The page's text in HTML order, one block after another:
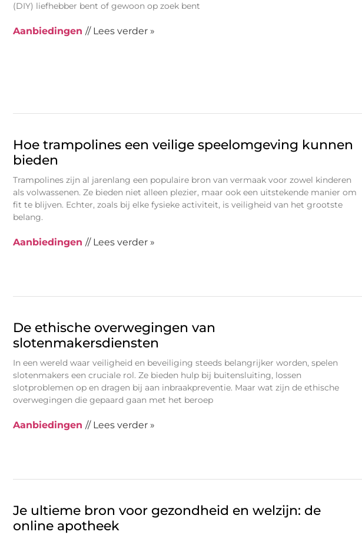
(DIY) liefhebber bent of gewoon op zoek bent
Aanbiedingen // Lees verder »
Hoe trampolines een veilige speelomgeving kunnen
bieden
Trampolines zijn al jarenlang een populaire bron van vermaak voor zowel kinderen
als volwassenen. Ze bieden niet alleen plezier, maar ook een uitstekende manier om
fit te blijven. Echter, zoals bij elke fysieke activiteit, is veiligheid van het grootste
belang.
Aanbiedingen // Lees verder »
De ethische overwegingen van
slotenmakersdiensten
In een wereld waar veiligheid en beveiliging steeds belangrijker worden, spelen
slotenmakers een cruciale rol. Ze bieden hulp bij buitensluiting, lossen
slotproblemen op en dragen bij aan inbraakpreventie. Maar wat zijn de ethische
overwegingen die gepaard gaan met het beroep
Aanbiedingen // Lees verder »
Je ultieme bron voor gezondheid en welzijn: de
online apotheek